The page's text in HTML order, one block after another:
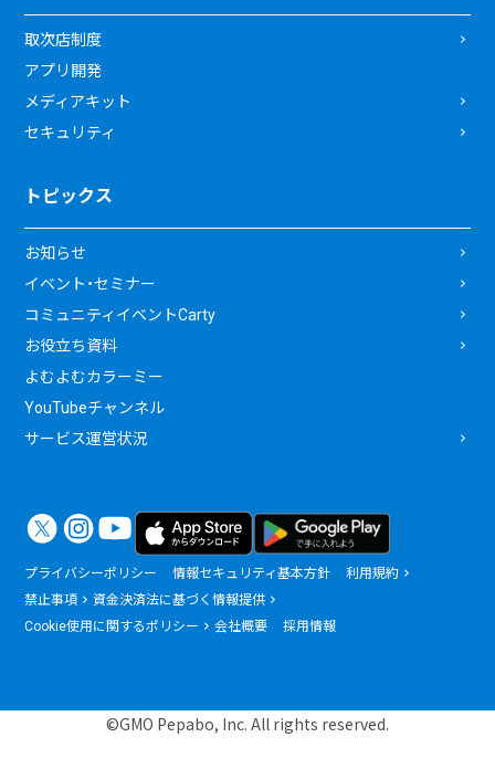
取次店制度
アプリ開発
メディアキット
セキュリティ
トピックス
お知らせ
イベント・セミナー
コミュニティイベントCarty
お役立ち資料
よむよむカラーミー
YouTubeチャンネル
サービス運営状況
プライバシーポリシー 情報セキュリティ基本方針
利用規約
禁止事項
資金決済法に基づく情報提供
Cookie使用に関するポリシー
会社概要 採用情報
©GMO Pepabo, Inc. All rights reserved.